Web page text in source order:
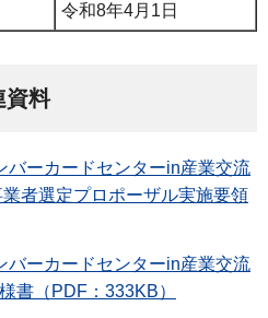
令和8年4月1日
資料
バーカードセンターin産業交流
者選定プロポーザル実施要領
バーカードセンターin産業交流
書（PDF：333KB）